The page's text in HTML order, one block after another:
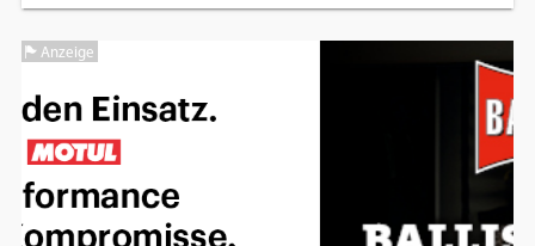
Anzeige